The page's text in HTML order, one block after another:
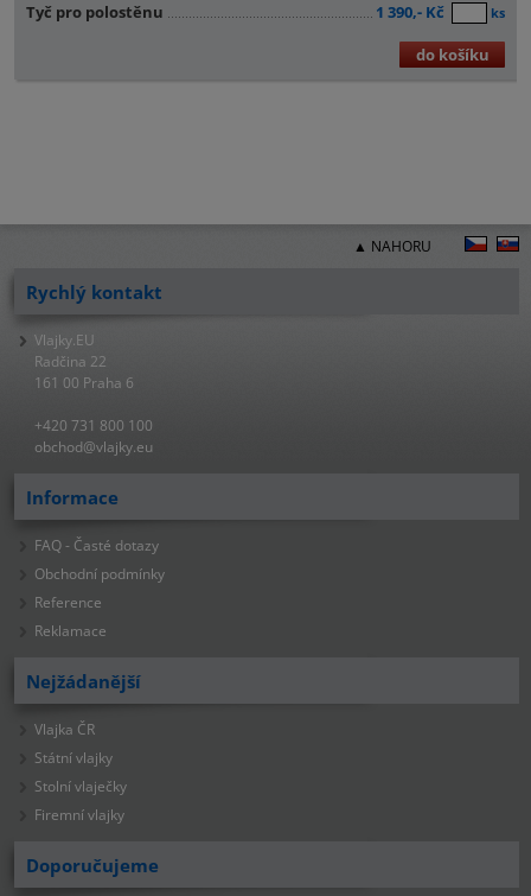
Tyč pro polostěnu 1 390,- Kč ks
do košíku
▲ NAHORU
Rychlý kontakt
Vlajky.EU
Radčina 22
161 00 Praha 6
+420 731 800 100
obchod@vlajky.eu
Informace
FAQ - Časté dotazy
Obchodní podmínky
Reference
Reklamace
Nejžádanější
Vlajka ČR
Státní vlajky
Stolní vlaječky
Firemní vlajky
Doporučujeme